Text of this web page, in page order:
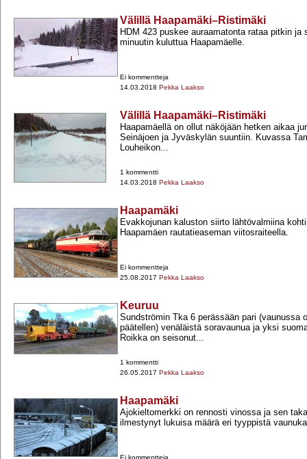
Välillä Haapamäki–Ristimäki
HDM 423 puskee auraamatonta rataa pitkin ja
minuutin kuluttua Haapamäelle.
Ei kommentteja
14.03.2018 Pekka Laakso
Välillä Haapamäki–Ristimäki
Haapamäellä on ollut näköjään hetken aikaa
Seinäjoen ja Jyväskylän suuntiin. Kuvassa
Louheikon...
1 kommentti
14.03.2018 Pekka Laakso
Haapamäki
Evakkojunan kaluston siirto lähtövalmiina
Haapamäen rautatieaseman viitosraiteella.
Ei kommentteja
25.08.2017 Pekka Laakso
Keuruu
Sundströmin Tka 6 perässään pari (vaunussa
päätellen) venäläistä soravaunua ja yksi
Roikka on seisonut...
1 kommentti
26.05.2017 Pekka Laakso
Haapamäki
Ajokieltomerkki on rennosti vinossa ja sen
ilmestynyt lukuisa määrä eri tyyppistä
Ei kommentteja